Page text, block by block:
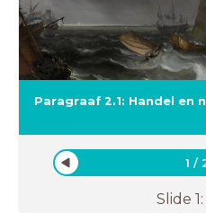
Paragraaf 2.1: Handel en
1 /
Slide 1: